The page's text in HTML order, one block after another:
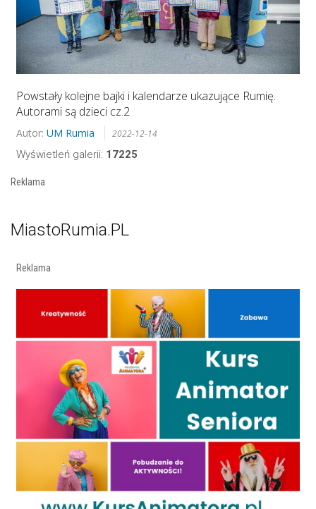
Powstały kolejne bajki i kalendarze ukazujące Rumię.
Autorami są dzieci cz.2
Autor: UM Rumia 2022-12-14
Wyświetleń galerii: 17225
Reklama
MiastoRumia.PL
Reklama